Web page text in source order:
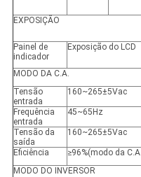
EXPOSIÇÃO
Painel de
indicador
Exposição do LCD
MODO DA C.A.
Tensão
entrada
160~265±5Vac
Frequência
entrada
45~65Hz
Tensão da
saída
160~265±5Vac
Eficiência ≥96%(modo da
MODO DO INVERSOR